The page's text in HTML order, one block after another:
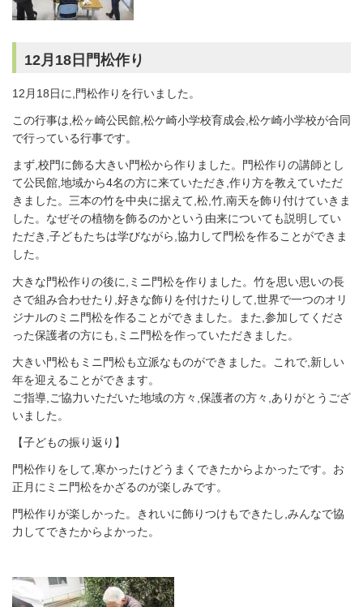
12月18日門松作り
12月18日に,門松作りを行いました。
この行事は,松ヶ崎公民館,松ケ崎小学校育成会,松ケ崎小学校が合同
で行っている行事です。
まず,校門に飾る大きい門松から作りました。門松作りの講師とし
て公民館,地域から4名の方に来ていただき,作り方を教えていただ
きました。三本の竹を中央に据えて,松,竹,南天を飾り付けていきま
した。なぜその植物を飾るのかという由来についても説明してい
ただき,子どもたちは学びながら,協力して門松を作ることができま
した。
大きな門松作りの後に,ミニ門松を作りました。竹を思い思いの長
さで組み合わせたり,好きな飾りを付けたりして,世界で一つのオリ
ジナルのミニ門松を作ることができました。また,参加してくださ
った保護者の方にも,ミニ門松を作っていただきました。
大きい門松もミニ門松も立派なものができました。これで,新しい
年を迎えることができます。
ご指導,ご協力いただいた地域の方々,保護者の方々,ありがとうござ
いました。
【子どもの振り返り】
門松作りをして,寒かったけどうまくできたからよかったです。お
正月にミニ門松をかざるのが楽しみです。
門松作りが楽しかった。きれいに飾りつけもできたし,みんなで協
力してできたからよかった。